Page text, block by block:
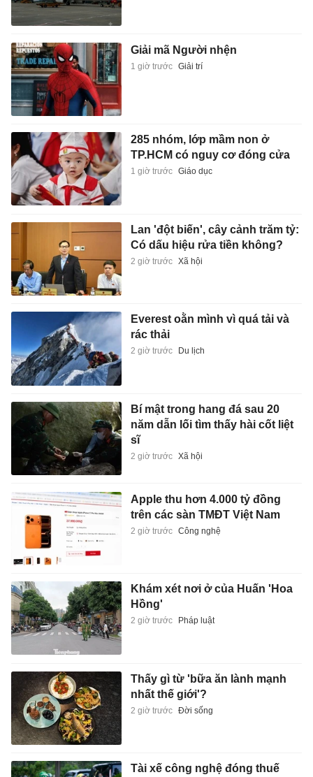
Giải mã Người nhện
1 giờ trước Giải trí
285 nhóm, lớp mầm non ở
TP.HCM có nguy cơ đóng cửa
1 giờ trước Giáo dục
Lan 'đột biến', cây cảnh trăm tỷ:
Có dấu hiệu rửa tiền không?
2 giờ trước Xã hội
Everest oằn mình vì quá tải và
rác thải
2 giờ trước Du lịch
Bí mật trong hang đá sau 20
năm dẫn lối tìm thấy hài cốt liệt
sĩ
2 giờ trước Xã hội
Apple thu hơn 4.000 tỷ đồng
trên các sàn TMĐT Việt Nam
2 giờ trước Công nghệ
Khám xét nơi ở của Huấn 'Hoa
Hồng'
2 giờ trước Pháp luật
Thấy gì từ 'bữa ăn lành mạnh
nhất thế giới'?
2 giờ trước Đời sống
Tài xế công nghệ đóng thuế